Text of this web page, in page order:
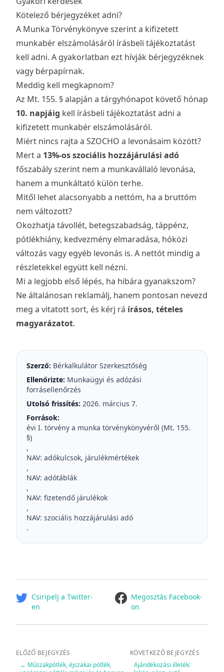
Kötelező bérjegyzéket adni?
A Munka Törvénykönyve szerint a kifizetett
munkabér elszámolásáról írásbeli tájékoztatást
kell adni. A gyakorlatban ezt hívják bérjegyzéknek
vagy bérpapírnak.
Meddig kell megkapnom?
Az Mt. 155. § alapján a tárgyhónapot követő hónap
10. napjáig kell írásbeli tájékoztatást adni a
kifizetett munkabér elszámolásáról.
Miért nincs rajta a SZOCHO a levonásaim között?
Mert a 13%-os szociális hozzájárulási adó
főszabály szerint nem a munkavállaló levonása,
hanem a munkáltató külön terhe.
Mitől lehet alacsonyabb a nettóm, ha a bruttóm
nem változott?
Okozhatja távollét, betegszabadság, táppénz,
pótlékhiány, kedvezmény elmaradása, hóközi
változás vagy egyéb levonás is. A nettót mindig a
részletekkel együtt kell nézni.
Mi a legjobb első lépés, ha hibára gyanakszom?
Ne általánosan reklamálj, hanem pontosan nevezd
meg a vitatott sort, és kérj rá írásos, tételes
magyarázatot.
Szerző: Bérkalkulátor Szerkesztőség
Ellenőrizte: Munkaügyi és adózási
forrásellenőrzés
Utolsó frissítés: 2026. március 7.
Források:
évi I. törvény a munka törvénykönyvéről (Mt. 155.
§)
,
NAV: adókulcsok, járulékmértékek
,
NAV: adótáblák
,
NAV: fizetendő járulékok
,
NAV: szociális hozzájárulási adó
.
Csiripelj a Twitter-
en
facebookMegosztás Facebook-
on
ELŐZŐ BEJEGYZÉS
← Műszakpótlék, éjszakai pótlék,
KÖVETKEZŐ BEJEGYZÉS
Ajándékozási illeték: